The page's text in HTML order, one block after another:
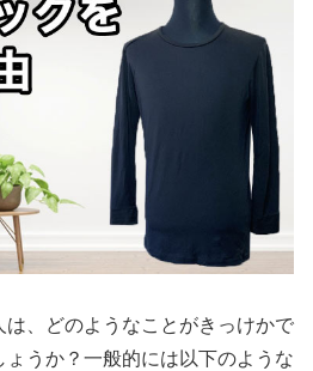
は、どのようなことがきっけかで
うか？一般的には以下のような